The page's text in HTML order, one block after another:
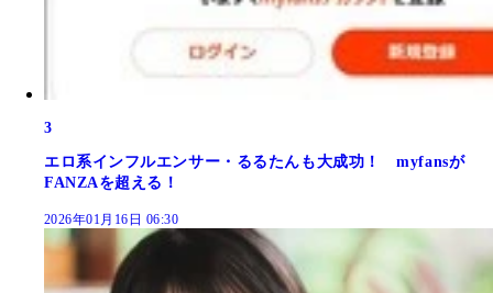
3
エロ系インフルエンサー・るるたんも大成功！ myfansが
FANZAを超える！
2026年01月16日 06:30